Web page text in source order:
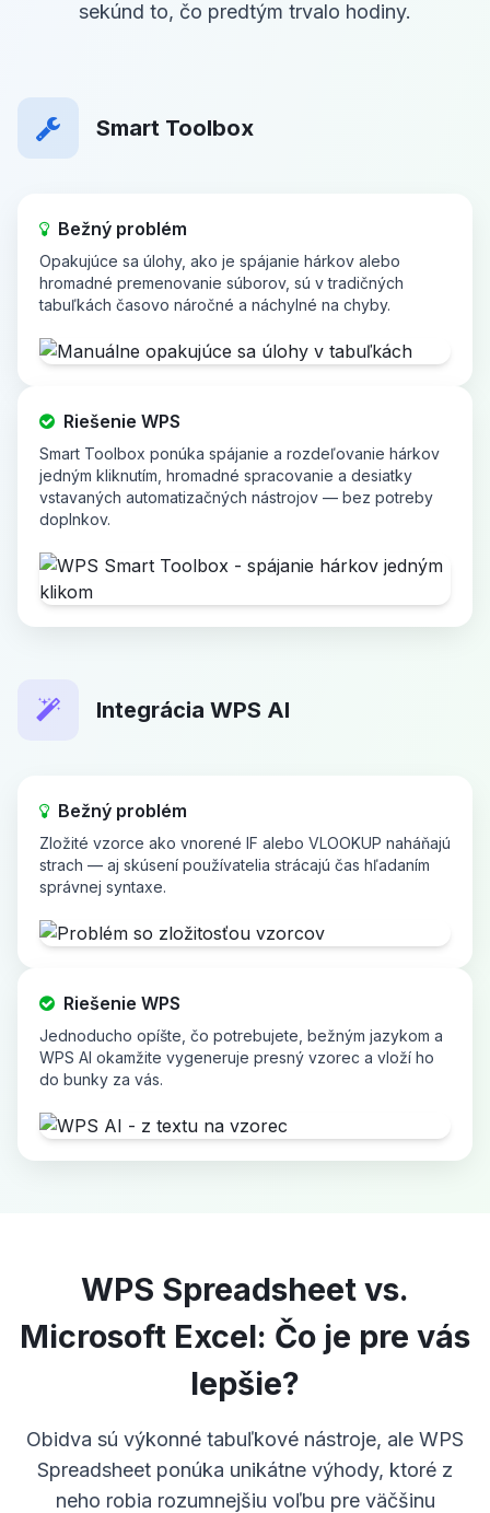
sekúnd to, čo predtým trvalo hodiny.
Smart Toolbox
Bežný problém
Opakujúce sa úlohy, ako je spájanie hárkov alebo
hromadné premenovanie súborov, sú v tradičných
tabuľkách časovo náročné a náchylné na chyby.
Riešenie WPS
Smart Toolbox ponúka spájanie a rozdeľovanie hárkov
jedným kliknutím, hromadné spracovanie a desiatky
vstavaných automatizačných nástrojov — bez potreby
doplnkov.
Integrácia WPS AI
Bežný problém
Zložité vzorce ako vnorené IF alebo VLOOKUP naháňajú
strach — aj skúsení používatelia strácajú čas hľadaním
správnej syntaxe.
Riešenie WPS
Jednoducho opíšte, čo potrebujete, bežným jazykom a
WPS AI okamžite vygeneruje presný vzorec a vloží ho
do bunky za vás.
WPS Spreadsheet vs.
Microsoft Excel: Čo je pre vás
lepšie?
Obidva sú výkonné tabuľkové nástroje, ale WPS
Spreadsheet ponúka unikátne výhody, ktoré z
neho robia rozumnejšiu voľbu pre väčšinu